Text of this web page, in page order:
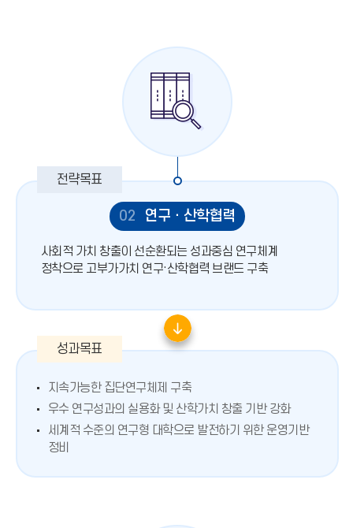
02 연구ㆍ산학협력
사회적 가치 창출이 선순환되는 성과중심 연구체계
정착으로 고부가가치 연구·산학협력 브랜드 구축
지속가능한 집단연구체제 구축
우수 연구성과의 실용화 및 산학가치 창출 기반 강화
세계적 수준의 연구형 대학으로 발전하기 위한 운영기반
정비